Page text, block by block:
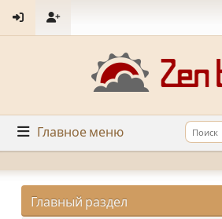
Главное меню
Главный раздел